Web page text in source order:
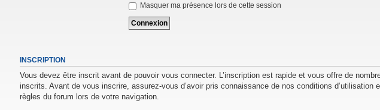
Masquer ma présence lors de cette session
INSCRIPTION
Vous devez être inscrit avant de pouvoir vous connecter. L’inscription est rapide et vous offre de
inscrits. Avant de vous inscrire, assurez-vous d’avoir pris connaissance de nos conditions
règles du forum lors de votre navigation.